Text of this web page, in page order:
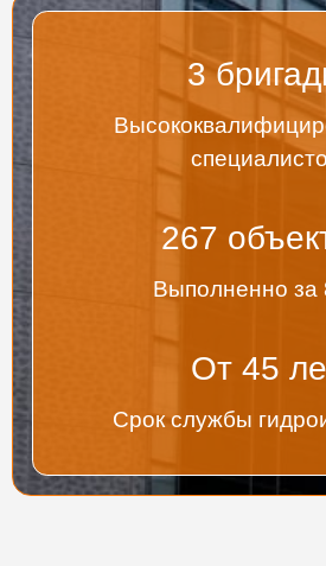
3
267
Выполненно за
От 45
Срок службы